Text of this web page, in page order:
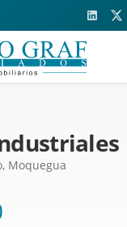
Moquegua